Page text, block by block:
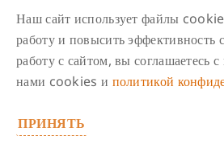
Всемирный Мани-
Наш сайт использует файлы
работу и повысить эффективность
работу с сайтом, вы соглашаетесь
нами cookies и политикой
ПРИНЯТЬ